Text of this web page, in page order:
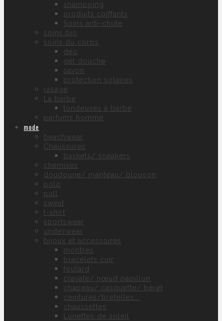
shampoing
produits coiffants
Soins anti-chute
soins bio
soins du corps
déo
gel douche
savon
protection solaires
rasage
La barbe
tondeuses à barbe
parfums homme
mode
beachwear
Chaussures
baskets/ sneakers
chemises
doudoune/ manteau/ blouson
polo
pull
sweat
t-shirt
sportswear
unde’rwear
bijoux et accessoires
montres
bracelets cuir
foulard
cravate/ nœud papillon
chapeau/ casquette/ béret
ceintures/bretelles….
chaussettes
Lunettes de soleil